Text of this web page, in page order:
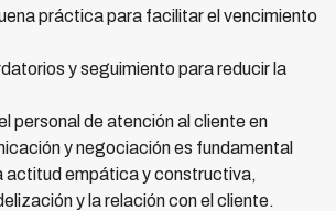
práctica para facilitar el vencimiento
y seguimiento para reducir la
personal de atención al cliente en
y negociación es fundamental
actitud empática y constructiva,
y la relación con el cliente.